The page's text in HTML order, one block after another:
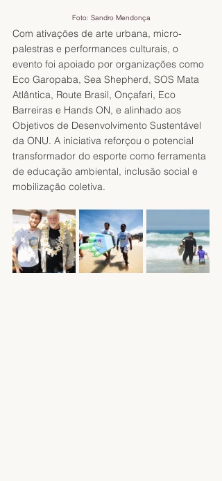
Foto: Sandro Mendonça
Com ativações de arte urbana, micro-
palestras e performances culturais, o
evento foi apoiado por organizações como
Eco Garopaba, Sea Shepherd, SOS Mata
Atlântica, Route Brasil, Onçafari, Eco
Barreiras e Hands ON, e alinhado aos
Objetivos de Desenvolvimento Sustentável
da ONU. A iniciativa reforçou o potencial
transformador do esporte como ferramenta
de educação ambiental, inclusão social e
mobilização coletiva.